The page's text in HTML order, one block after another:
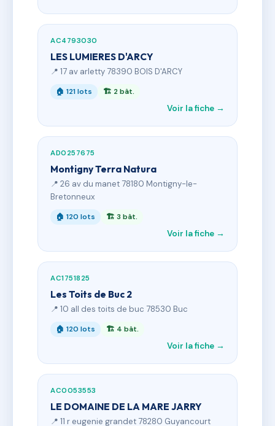
AC4793030
LES LUMIERES D'ARCY
📍 17 av arletty 78390 BOIS D'ARCY
🏠 121 lots 🏗 2 bât.
Voir la fiche →
AD0257675
Montigny Terra Natura
📍 26 av du manet 78180 Montigny-le-
Bretonneux
🏠 120 lots 🏗 3 bât.
Voir la fiche →
AC1751825
Les Toits de Buc 2
📍 10 all des toits de buc 78530 Buc
🏠 120 lots 🏗 4 bât.
Voir la fiche →
AC0053553
LE DOMAINE DE LA MARE JARRY
📍 11 r eugenie grandet 78280 Guyancourt